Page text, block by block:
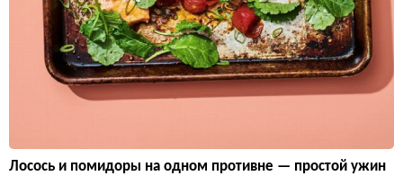
Лосось и помидоры на одном противне — простой ужин